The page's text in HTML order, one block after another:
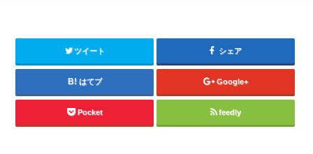
ツイート シェア
はてブ Google+
Pocket feedly